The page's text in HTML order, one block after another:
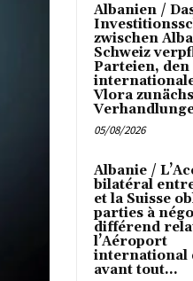
Albanien /
zwischen
Schweiz
Parteien,
Vlora
05/08/2026
Albanie /
bilatéral
et la Suisse
parties à
différend
l’Aéroport
international
avant tout...